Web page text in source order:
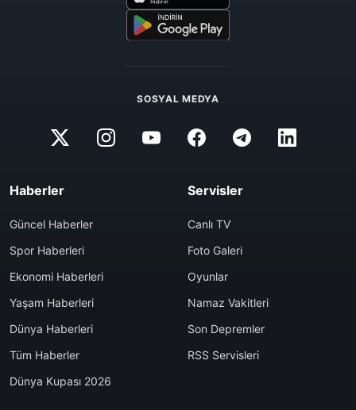
SOSYAL MEDYA
Haberler
Güncel Haberler
Spor Haberleri
Ekonomi Haberleri
Yaşam Haberleri
Dünya Haberleri
Tüm Haberler
Dünya Kupası 2026
Servisler
Canlı TV
Foto Galeri
Oyunlar
Namaz Vakitleri
Son Depremler
RSS Servisleri